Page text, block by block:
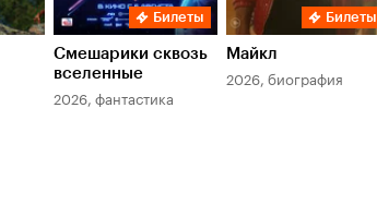
Билеты
Смешарики сквозь
вселенные
2026, фантастика
Билеты
Майкл
2026, биография